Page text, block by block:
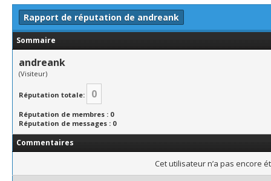
Rapport de réputation de andreank
Sommaire
andreank
(Visiteur)
Réputation totale: 0
Réputation de membres : 0
Réputation de messages : 0
Commentaires
Cet utilisateur n’a pas encore